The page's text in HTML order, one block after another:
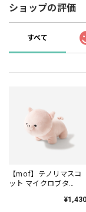
ショップの評価
すべて
【mof】テノリマスコ
ット マイクロブタ
¥1,430